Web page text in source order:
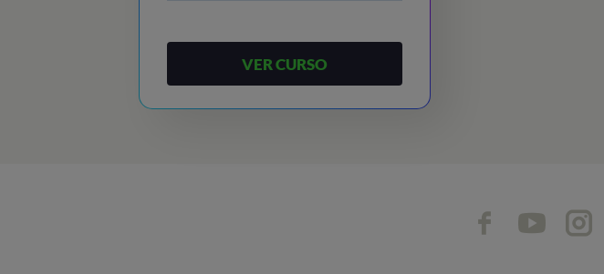
VER CURSO